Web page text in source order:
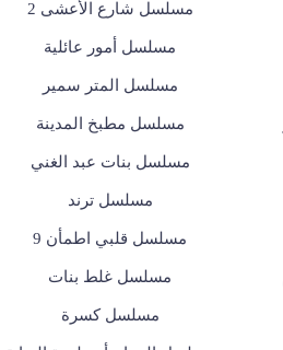
مسلسل شارع الأعشى 2
مسلسل أمور عائلية
مسلسل المتر سمير
مسلسل مطبخ المدينة
مسلسل بنات عبد الغني
مسلسل ترند
مسلسل قلبي اطمأن 9
مسلسل غلط بنات
مسلسل كسرة